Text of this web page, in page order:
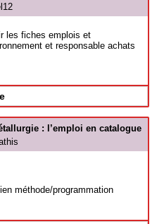
les fiches emplois et
et responsable achats
: l’emploi en catalogue
méthode/programmation